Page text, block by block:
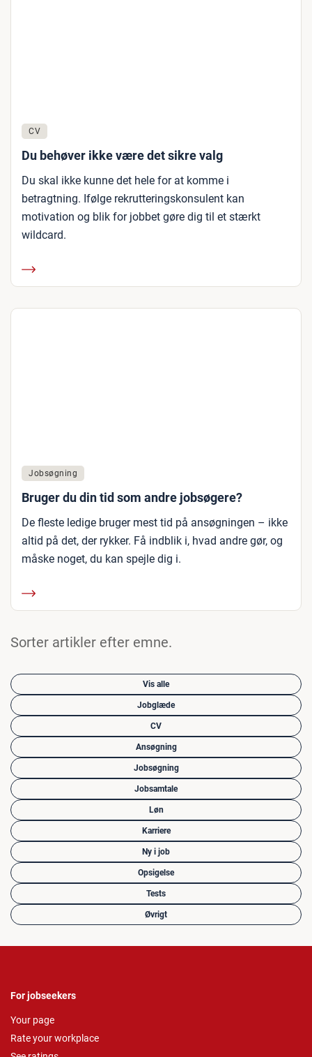
CV
Du behøver ikke være det sikre valg
Du skal ikke kunne det hele for at komme i
betragtning. Ifølge rekrutteringskonsulent kan
motivation og blik for jobbet gøre dig til et stærkt
wildcard.
Jobsøgning
Bruger du din tid som andre jobsøgere?
De fleste ledige bruger mest tid på ansøgningen – ikke
altid på det, der rykker. Få indblik i, hvad andre gør, og
måske noget, du kan spejle dig i.
Sorter artikler efter emne.
Vis alle
Jobglæde
CV
Ansøgning
Jobsøgning
Jobsamtale
Løn
Karriere
Ny i job
Opsigelse
Tests
Øvrigt
For jobseekers
Your page
Rate your workplace